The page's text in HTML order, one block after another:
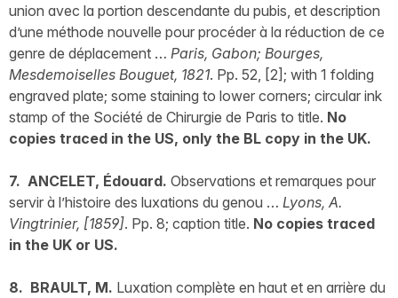
union avec la portion descendante du pubis, et description
d’une méthode nouvelle pour procéder à la réduction de ce
genre de déplacement … Paris, Gabon; Bourges,
Mesdemoiselles Bouguet, 1821. Pp. 52, [2]; with 1 folding
engraved plate; some staining to lower corners; circular ink
stamp of the Société de Chirurgie de Paris to title. No
copies traced in the US, only the BL copy in the UK.
7. ANCELET, Édouard. Observations et remarques pour
servir à l’histoire des luxations du genou … Lyons, A.
Vingtrinier, [1859]. Pp. 8; caption title. No copies traced
in the UK or US.
8. BRAULT, M. Luxation complète en haut et en arrière du